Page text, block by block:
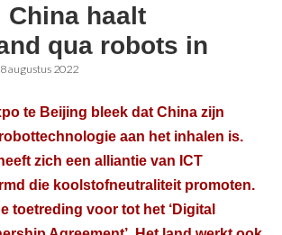
China haalt
qua robots in
augustus 2022
te Beijing bleek dat China zijn
aan het inhalen is.
zich een alliantie van ICT
die koolstofneutraliteit promoten.
toetreding voor tot het ‘Digital